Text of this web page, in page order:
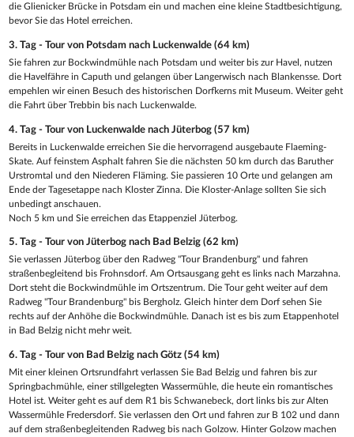
die Glienicker Brücke in Potsdam ein und machen eine kleine Stadtbesichtigung,
bevor Sie das Hotel erreichen.
3. Tag - Tour von Potsdam nach Luckenwalde (64 km)
Sie fahren zur Bockwindmühle nach Potsdam und weiter bis zur Havel, nutzen
die Havelfähre in Caputh und gelangen über Langerwisch nach Blankensse. Dort
empehlen wir einen Besuch des historischen Dorfkerns mit Museum. Weiter geht
die Fahrt über Trebbin bis nach Luckenwalde.
4. Tag - Tour von Luckenwalde nach Jüterbog (57 km)
Bereits in Luckenwalde erreichen Sie die hervorragend ausgebaute Flaeming-
Skate. Auf feinstem Asphalt fahren Sie die nächsten 50 km durch das Baruther
Urstromtal und den Niederen Fläming. Sie passieren 10 Orte und gelangen am
Ende der Tagesetappe nach Kloster Zinna. Die Kloster-Anlage sollten Sie sich
unbedingt anschauen.
Noch 5 km und Sie erreichen das Etappenziel Jüterbog.
5. Tag - Tour von Jüterbog nach Bad Belzig (62 km)
Sie verlassen Jüterbog über den Radweg "Tour Brandenburg" und fahren
straßenbegleitend bis Frohnsdorf. Am Ortsausgang geht es links nach Marzahna.
Dort steht die Bockwindmühle im Ortszentrum. Die Tour geht weiter auf dem
Radweg "Tour Brandenburg" bis Bergholz. Gleich hinter dem Dorf sehen Sie
rechts auf der Anhöhe die Bockwindmühle. Danach ist es bis zum Etappenhotel
in Bad Belzig nicht mehr weit.
6. Tag - Tour von Bad Belzig nach Götz (54 km)
Mit einer kleinen Ortsrundfahrt verlassen Sie Bad Belzig und fahren bis zur
Springbachmühle, einer stillgelegten Wassermühle, die heute ein romantisches
Hotel ist. Weiter geht es auf dem R1 bis Schwanebeck, dort links bis zur Alten
Wassermühle Fredersdorf. Sie verlassen den Ort und fahren zur B 102 und dann
auf dem straßenbegleitenden Radweg bis nach Golzow. Hinter Golzow machen